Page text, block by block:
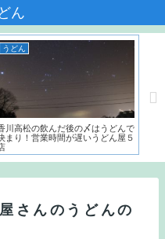
ん
うどん
川高松の飲んだ後の〆はうどんで
まり！営業時間が遅いうどん屋５
さんのうどんの